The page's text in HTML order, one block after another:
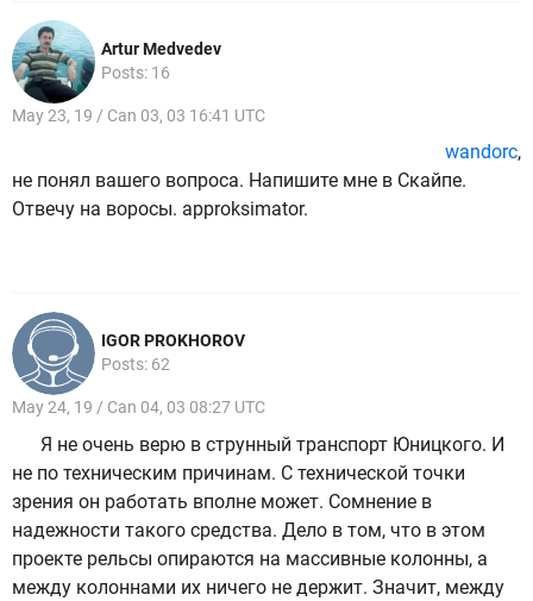
Artur Medvedev
Posts: 16
May 23, 19 / Can 03, 03 16:41 UTC
wandorc,
не понял вашего вопроса. Напишите мне в Скайпе.
Отвечу на воросы. approksimator.
IGOR PROKHOROV
Posts: 62
May 24, 19 / Can 04, 03 08:27 UTC
Я не очень верю в струнный транспорт Юницкого. И
не по техническим причинам. С технической точки
зрения он работать вполне может. Сомнение в
надежности такого средства. Дело в том, что в этом
проекте рельсы опираются на массивные колонны, а
между колоннами их ничего не держит. Значит, между